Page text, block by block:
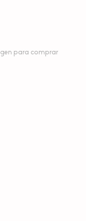
para comprar